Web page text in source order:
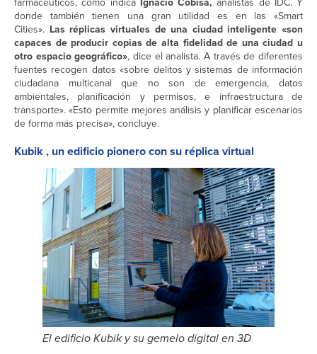
donde también tienen una gran utilidad es en las «Smart
Cities». Las réplicas virtuales de una ciudad inteligente «son
capaces de producir copias de alta fidelidad de una ciudad u
otro espacio geográfico», dice el analista. A través de diferentes
fuentes recogen datos «sobre delitos y sistemas de información
ciudadana multicanal que no son de emergencia, datos
ambientales, planificación y permisos, e infraestructura de
transporte». «Esto permite mejores análisis y planificar escenarios
de forma más precisa», concluye.
Kubik , un edificio pionero con su réplica virtual
El edificio Kubik y su gemelo digital en 3D